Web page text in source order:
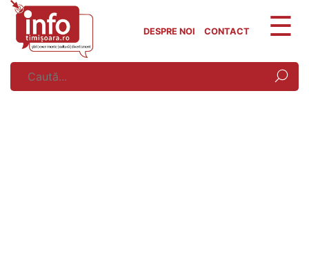
Skip
content
DESPRE NOI CONTACT